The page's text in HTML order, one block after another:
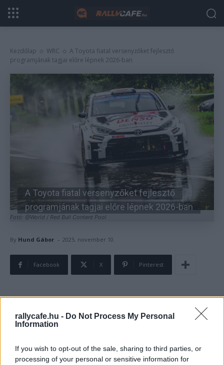
rallycafe.hu - Do Not Process My Personal
Information
If you wish to opt-out of the sale, sharing to third parties, or
processing of your personal or sensitive information for
Kezdőlap WRC
A Toyota fiatal versenyzőket fejlesztő
programjának tagjai előre lépnek 2026-ban
Fotó: @World / Red Bull Content Pool
A Toyota fiatal versenyzőket fejlesztő
programjának tagjai előre lépnek 2026-ban
By Hund Gábor - 2025. november 10.
Facebook X Pinterest
sajtótájékoztatóján a WRC-csapat jövő évi felállásán túl
program tagjai is előre léphetnek.